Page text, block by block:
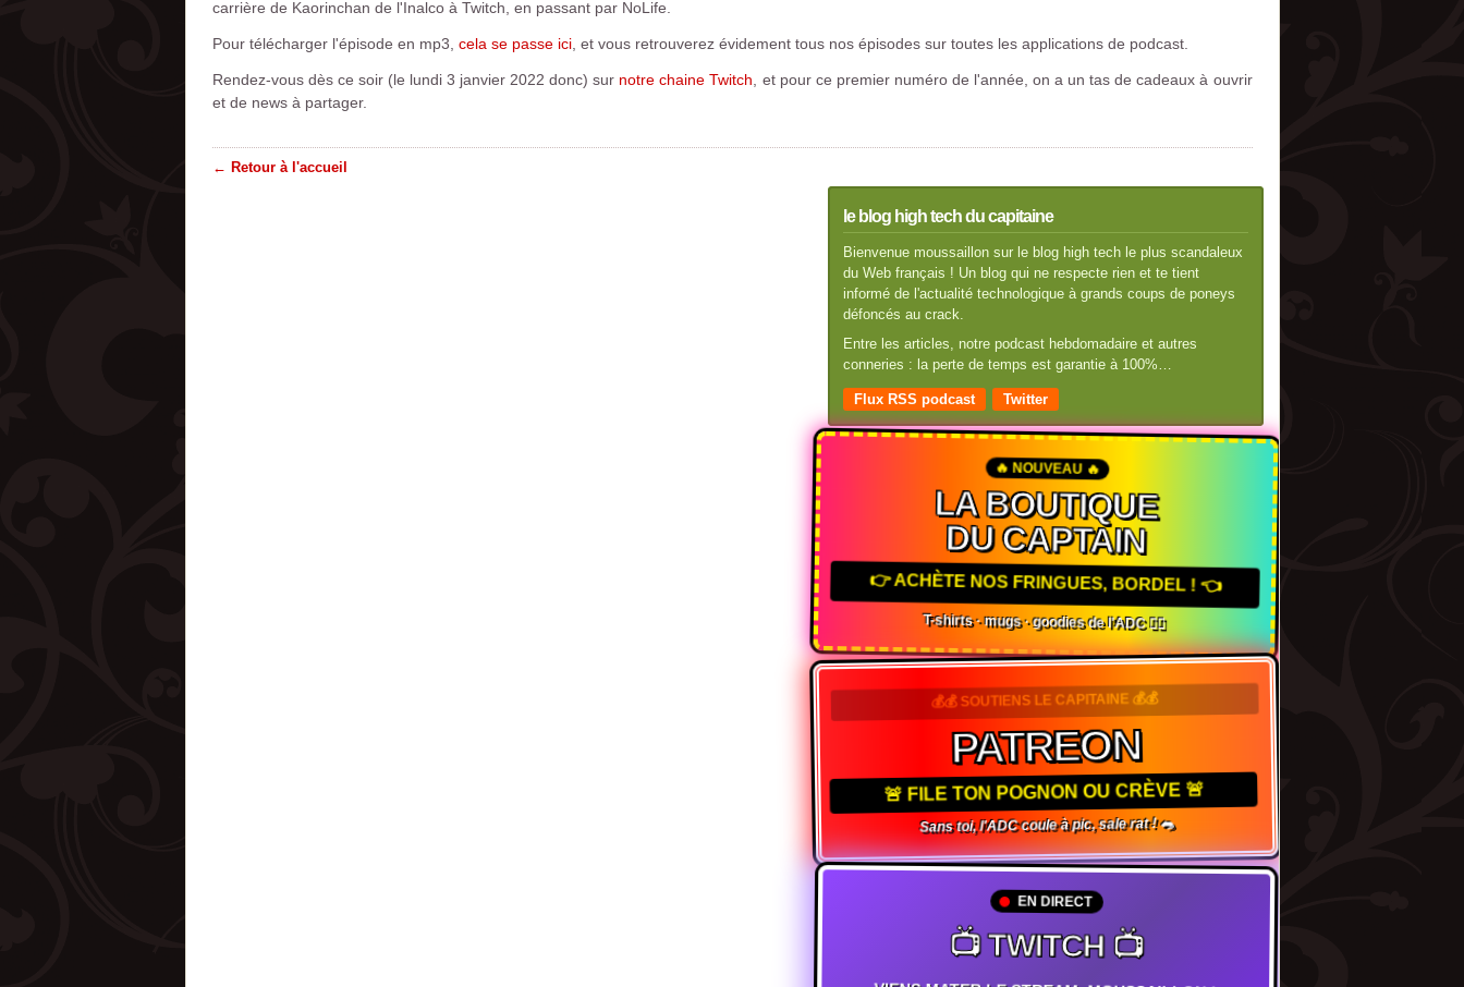
carrière de Kaorinchan de l'Inalco à Twitch, en passant par NoLife.
Pour télécharger l'épisode en mp3, cela se passe ici, et vous retrouverez évidement tous nos épisodes sur toutes les applications de podcast.
Rendez-vous dès ce soir (le lundi 3 janvier 2022 donc) sur notre chaine Twitch , et pour ce premier numéro de l'année, on a un tas de cadeaux à ouvrir
et de news à partager.
← Retour à l'accueil
le blog high tech du capitaine
Bienvenue moussaillon sur le blog high tech le plus scandaleux
du Web français ! Un blog qui ne respecte rien et te tient
informé de l'actualité technologique à grands coups de poneys
défoncés au crack.
Entre les articles, notre podcast hebdomadaire et autres
conneries : la perte de temps est garantie à 100%…
Flux RSS podcast Twitter
🔥 NOUVEAU 🔥
LA BOUTIQUE
DU CAPTAIN
👉 ACHÈTE NOS FRINGUES, BORDEL ! 👈
T-shirts · mugs · goodies de l'ADC 🏴‍☠️
💰💰 SOUTIENS LE CAPITAINE 💰💰
PATREON
🚨 FILE TON POGNON OU CRÈVE 🚨
Sans toi, l'ADC coule à pic, sale rat ! 🐀
EN DIRECT
📺 TWITCH 📺